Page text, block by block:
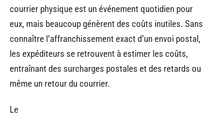
courrier physique est un événement quotidien pour
eux, mais beaucoup génèrent des coûts inutiles. Sans
connaître l’affranchissement exact d’un envoi postal,
les expéditeurs se retrouvent à estimer les coûts,
entraînant des surcharges postales et des retards ou
même un retour du courrier.
Le